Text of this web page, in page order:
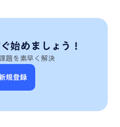
始めましょう！
題を素早く解決
規登録